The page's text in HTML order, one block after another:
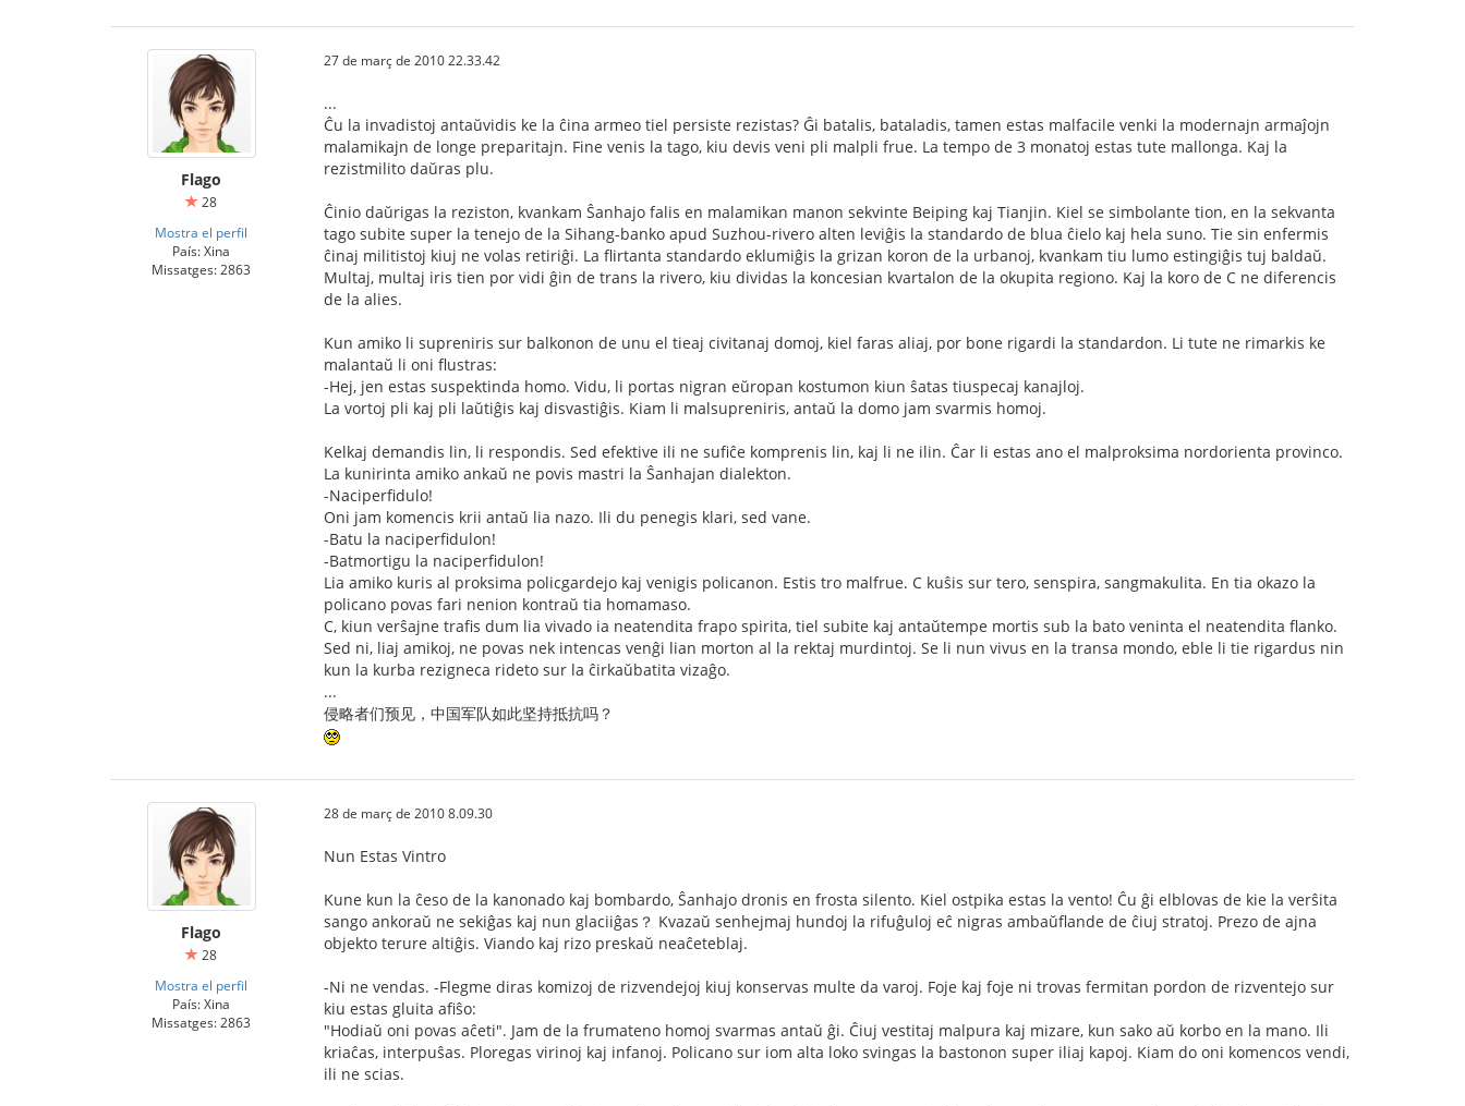
Flago
28
Mostra el perfil
País: Xina
Missatges: 2863
27 de març de 2010 22.33.42
...
Ĉu la invadistoj antaŭvidis ke la ĉina armeo tiel persiste rezistas? Ĝi batalis, bataladis, tamen estas malfacile venki la modernajn armaĵojn
malamikajn de longe preparitajn. Fine venis la tago, kiu devis veni pli malpli frue. La tempo de 3 monatoj estas tute mallonga. Kaj la
rezistmilito daŭras plu.
Ĉinio daŭrigas la reziston, kvankam Ŝanhajo falis en malamikan manon sekvinte Beiping kaj Tianjin. Kiel se simbolante tion, en la sekvanta
tago subite super la tenejo de la Sihang-banko apud Suzhou-rivero alten leviĝis la standardo de blua ĉielo kaj hela suno. Tie sin enfermis
ĉinaj militistoj kiuj ne volas retiriĝi. La flirtanta standardo eklumiĝis la grizan koron de la urbanoj, kvankam tiu lumo estingiĝis tuj baldaŭ.
Multaj, multaj iris tien por vidi ĝin de trans la rivero, kiu dividas la koncesian kvartalon de la okupita regiono. Kaj la koro de C ne diferencis
de la alies.
Kun amiko li supreniris sur balkonon de unu el tieaj civitanaj domoj, kiel faras aliaj, por bone rigardi la standardon. Li tute ne rimarkis ke
malantaŭ li oni flustras:
-Hej, jen estas suspektinda homo. Vidu, li portas nigran eŭropan kostumon kiun ŝatas tiuspecaj kanajloj.
La vortoj pli kaj pli laŭtiĝis kaj disvastiĝis. Kiam li malsupreniris, antaŭ la domo jam svarmis homoj.
Kelkaj demandis lin, li respondis. Sed efektive ili ne sufiĉe komprenis lin, kaj li ne ilin. Ĉar li estas ano el malproksima nordorienta provinco.
La kunirinta amiko ankaŭ ne povis mastri la Ŝanhajan dialekton.
-Naciperfidulo!
Oni jam komencis krii antaŭ lia nazo. Ili du penegis klari, sed vane.
-Batu la naciperfidulon!
-Batmortigu la naciperfidulon!
Lia amiko kuris al proksima policgardejo kaj venigis policanon. Estis tro malfrue. C kuŝis sur tero, senspira, sangmakulita. En tia okazo la
policano povas fari nenion kontraŭ tia homamaso.
C, kiun verŝajne trafis dum lia vivado ia neatendita frapo spirita, tiel subite kaj antaŭtempe mortis sub la bato veninta el neatendita flanko.
Sed ni, liaj amikoj, ne povas nek intencas venĝi lian morton al la rektaj murdintoj. Se li nun vivus en la transa mondo, eble li tie rigardus nin
kun la kurba rezigneca rideto sur la ĉirkaŭbatita vizaĝo.
...
侵略者们预见，中国军队如此坚持抵抗吗？
Flago
28
Mostra el perfil
País: Xina
Missatges: 2863
28 de març de 2010 8.09.30
Nun Estas Vintro
Kune kun la ĉeso de la kanonado kaj bombardo, Ŝanhajo dronis en frosta silento. Kiel ostpika estas la vento! Ĉu ĝi elblovas de kie la verŝita
sango ankoraŭ ne sekiĝas kaj nun glaciiĝas？ Kvazaŭ senhejmaj hundoj la rifuĝuloj eĉ nigras ambaŭflande de ĉiuj stratoj. Prezo de ajna
objekto terure altiĝis. Viando kaj rizo preskaŭ neaĉeteblaj.
-Ni ne vendas. -Flegme diras komizoj de rizvendejoj kiuj konservas multe da varoj. Foje kaj foje ni trovas fermitan pordon de rizventejo sur
kiu estas gluita afiŝo:
"Hodiaŭ oni povas aĉeti". Jam de la frumateno homoj svarmas antaŭ ĝi. Ĉiuj vestitaj malpura kaj mizare, kun sako aŭ korbo en la mano. Ili
kriaĉas, interpuŝas. Ploregas virinoj kaj infanoj. Policano sur iom alta loko svingas la bastonon super iliaj kapoj. Kiam do oni komencos vendi,
ili ne scias.